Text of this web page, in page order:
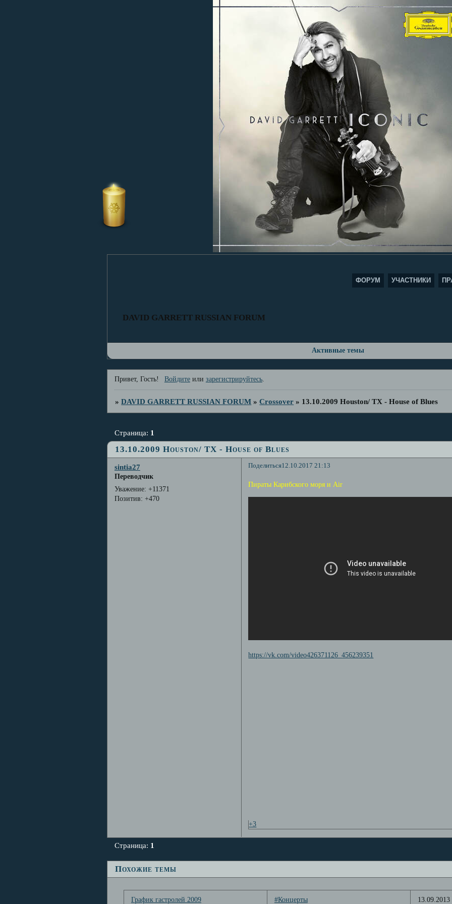
DAVID GARRETT RUSSIAN FORUM
ФОРУМ УЧАСТНИКИ
Активные темы
Привет, Гость! Войдитеили зарегистрируйтесь.
»DAVID GARRETT RUSSIAN FORUM »Crossover » 13.10.2009 Houston/ TX - House of Blues
13.10.2009 Houston/ TX - House of Blues
Страница: 1
Поделиться12.10.2017 21:13
sintia27
Переводчик
Уважение: +11371
Позитив: +470
Пираты Карибского моря и Air
https://vk.com/video426371126_456239351
+3
Страница: 1
Похожие темы
График гастролей 2009 #Концерты 13.09.2013